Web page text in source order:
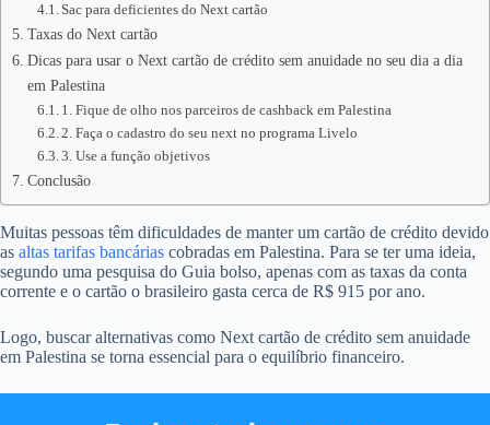
Sac para deficientes do Next cartão
Taxas do Next cartão
Dicas para usar o Next cartão de crédito sem anuidade no seu dia a dia
em Palestina
1. Fique de olho nos parceiros de cashback em Palestina
2. Faça o cadastro do seu next no programa Livelo
3. Use a função objetivos
Conclusão
Muitas pessoas têm dificuldades de manter um cartão de crédito devido
as altas tarifas bancárias cobradas em Palestina. Para se ter uma ideia,
segundo uma pesquisa do Guia bolso, apenas com as taxas da conta
corrente e o cartão o brasileiro gasta cerca de R$ 915 por ano.
Logo, buscar alternativas como Next cartão de crédito sem anuidade
em Palestina se torna essencial para o equilíbrio financeiro.